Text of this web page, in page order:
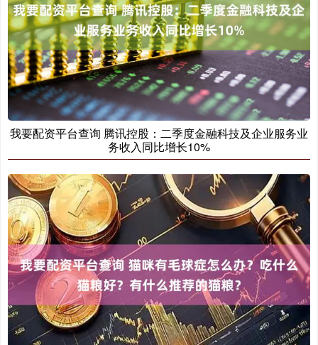
我要配资平台查询 腾讯控股：二季度金融科技及企业服务业
务收入同比增长10%